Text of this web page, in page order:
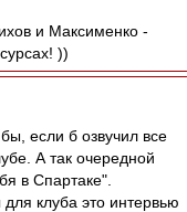
и Максименко -
))
если б озвучил все
А так очередной
в Спартаке".
клуба это интервью